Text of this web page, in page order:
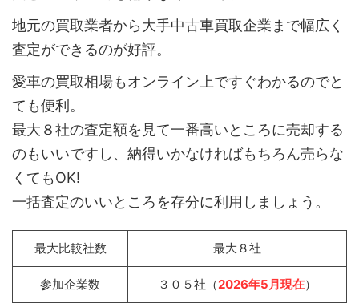
地元の買取業者から大手中古車買取企業まで幅広く
査定ができるのが好評。
愛車の買取相場もオンライン上ですぐわかるのでと
ても便利。
最大８社の査定額を見て一番高いところに売却する
のもいいですし、納得いかなければもちろん売らな
くてもOK!
一括査定のいいところを存分に利用しましょう。
最大比較社数 最大８社
参加企業数 ３０５社（2026年5月現在）